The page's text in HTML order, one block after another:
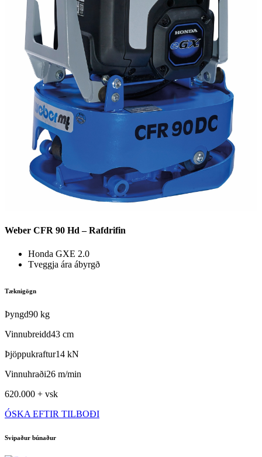
Weber CFR 90 Hd – Rafdrifin
Honda GXE 2.0
Tveggja ára ábyrgð
Tæknigögn
Þyngd90 kg
Vinnubreidd43 cm
Þjöppukraftur14 kN
Vinnuhraði26 m/min
620.000 + vsk
ÓSKA EFTIR TILBOÐI
Svipaður búnaður